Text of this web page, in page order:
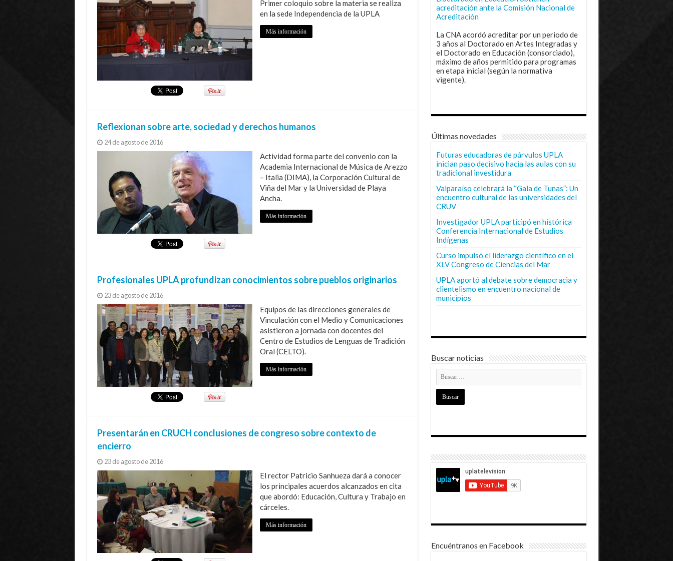
Primer coloquio sobre la materia se realiza
en la sede Independencia de la UPLA
Más información
Reflexionan sobre arte, sociedad y derechos humanos
24 de agosto de 2016
Actividad forma parte del convenio con la
Academia Internacional de Música de Arezzo
– Italia (DIMA), la Corporación Cultural de
Viña del Mar y la Universidad de Playa
Ancha.
Más información
Profesionales UPLA profundizan conocimientos sobre pueblos originarios
23 de agosto de 2016
Equipos de las direcciones generales de
Vinculación con el Medio y Comunicaciones
asistieron a jornada con docentes del
Centro de Estudios de Lenguas de Tradición
Oral (CELTO).
Más información
Presentarán en CRUCH conclusiones de congreso sobre contexto de
encierro
23 de agosto de 2016
El rector Patricio Sanhueza dará a conocer
los principales acuerdos alcanzados en cita
que abordó: Educación, Cultura y Trabajo en
cárceles.
Más información
acreditación ante la Comisión Nacional de
Acreditación
La CNA acordó acreditar por un periodo de
3 años al Doctorado en Artes Integradas y
el Doctorado en Educación (consorciado),
máximo de años permitido para programas
en etapa inicial (según la normativa
vigente).
Últimas novedades
Futuras educadoras de párvulos UPLA
inician paso decisivo hacia las aulas con su
tradicional investidura
Valparaíso celebrará la “Gala de Tunas”: Un
encuentro cultural de las universidades del
CRUV
Investigador UPLA participó en histórica
Conferencia Internacional de Estudios
Indígenas
Curso impulsó el liderazgo científico en el
XLV Congreso de Ciencias del Mar
UPLA aportó al debate sobre democracia y
clientelismo en encuentro nacional de
municipios
Buscar noticias
Encuéntranos en Facebook